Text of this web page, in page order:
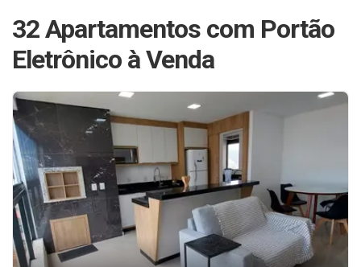
32 Apartamentos com Portão
Eletrônico à Venda